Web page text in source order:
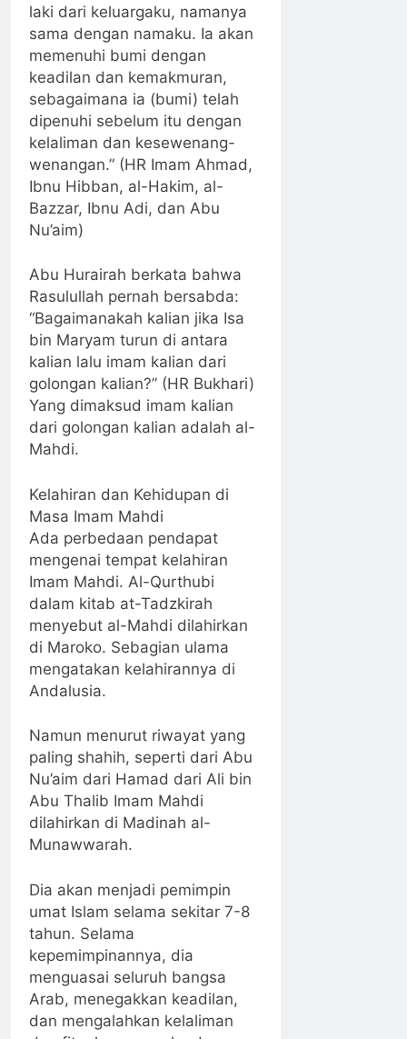
laki dari keluargaku, namanya
sama dengan namaku. Ia akan
memenuhi bumi dengan
keadilan dan kemakmuran,
sebagaimana ia (bumi) telah
dipenuhi sebelum itu dengan
kelaliman dan kesewenang-
wenangan.” (HR Imam Ahmad,
Ibnu Hibban, al-Hakim, al-
Bazzar, Ibnu Adi, dan Abu
Nu’aim)
Abu Hurairah berkata bahwa
Rasulullah pernah bersabda:
“Bagaimanakah kalian jika Isa
bin Maryam turun di antara
kalian lalu imam kalian dari
golongan kalian?” (HR Bukhari)
Yang dimaksud imam kalian
dari golongan kalian adalah al-
Mahdi.
Kelahiran dan Kehidupan di
Masa Imam Mahdi
Ada perbedaan pendapat
mengenai tempat kelahiran
Imam Mahdi. Al-Qurthubi
dalam kitab at-Tadzkirah
menyebut al-Mahdi dilahirkan
di Maroko. Sebagian ulama
mengatakan kelahirannya di
Andalusia.
Namun menurut riwayat yang
paling shahih, seperti dari Abu
Nu’aim dari Hamad dari Ali bin
Abu Thalib Imam Mahdi
dilahirkan di Madinah al-
Munawwarah.
Dia akan menjadi pemimpin
umat Islam selama sekitar 7-8
tahun. Selama
kepemimpinannya, dia
menguasai seluruh bangsa
Arab, menegakkan keadilan,
dan mengalahkan kelaliman